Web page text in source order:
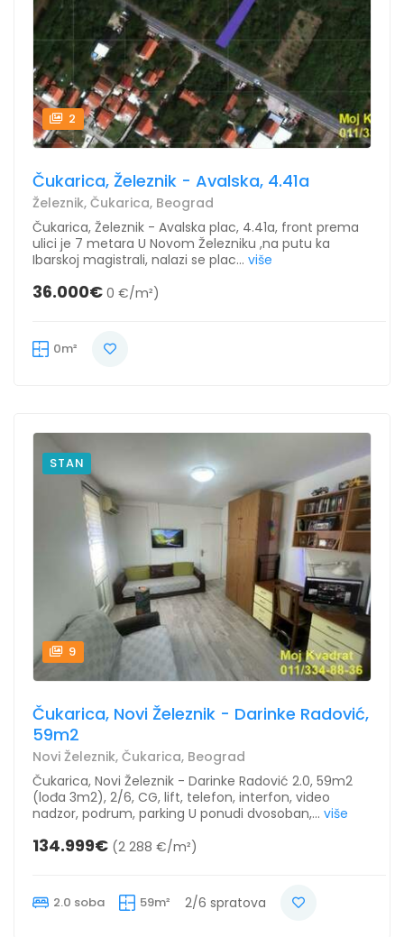
2
Čukarica, Železnik - Avalska, 4.41a
Železnik, Čukarica, Beograd
Čukarica, Železnik - Avalska plac, 4.41a, front prema
ulici je 7 metara U Novom Železniku ,na putu ka
Ibarskoj magistrali, nalazi se plac... više
36.000€ 0 €/m²)
0m²
STAN
9
Čukarica, Novi Železnik - Darinke Radović,
59m2
Novi Železnik, Čukarica, Beograd
Čukarica, Novi Železnik - Darinke Radović 2.0, 59m2
(lođa 3m2), 2/6, CG, lift, telefon, interfon, video
nadzor, podrum, parking U ponudi dvosoban,... više
134.999€ (2 288 €/m²)
2.0 soba 59m² 2/6 spratova